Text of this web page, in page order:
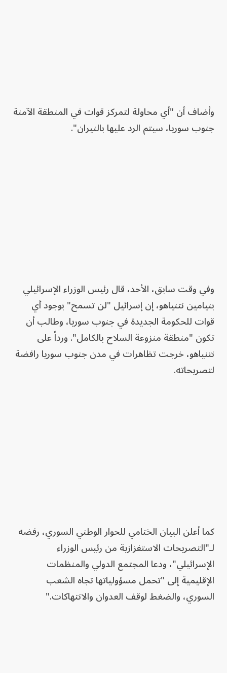
وأضاف أن "أي محاولة لتمركز قوات في المنطقة الآمنة
جنوب سوريا، سيتم الرد عليها بالنيران".
وفي وقت سابق، الأحد، قال رئيس الوزراء الإسرائيلي
بنيامين نتنياهو، إن إسرائيل "لن تسمح" بوجود أي
قوات للحكومة الجديدة في جنوب سوريا، وطالب أن
تكون "منطقة منزوعة السلاح بالكامل". ورداً على
نتنياهو، خرجت تظاهرات في مدن جنوب سوريا رافضة
لتصريحاته.
كما أعلن البيان الختامي للحوار الوطني السوري، رفضه
لـ"التصريحات الاستفزازية من رئيس الوزراء
الإسرائيلي"، ودعا المجتمع الدولي والمنظمات
الإقليمية إلى "تحمل مسؤولياتها تجاه الشعب
السوري، والضغط لوقف العدوان والانتهاكات."